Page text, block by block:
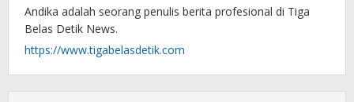
Andika adalah seorang penulis berita profesional di Tiga
Belas Detik News.
https://www.tigabelasdetik.com